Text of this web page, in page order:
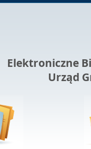
Elektroniczne
Urząd